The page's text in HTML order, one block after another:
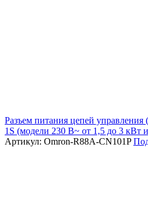
Разъем питания цепей управления
1S (модели 230 В~ от 1,5 до 3 кВт
Артикул: Omron-R88A-CN101P